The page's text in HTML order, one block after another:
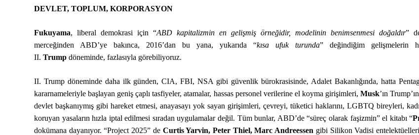
DEVLET, TOPLUM, KORPORASYON
Fukuyama, liberal demokrasi için “ABD kapitalizmin en gelişmiş örneğidir, modelinin benimsenmesi doğaldır”
merceğinden ABD’ye bakınca, 2016’dan bu yana, yukarıda “kısa ufuk turunda” değindiğim gelişmelerin
II. Trumpdöneminde, fazlasıyla görebiliyoruz.
II. Trump döneminde daha ilk günden, CIA, FBI, NSA gibi güvenlik bürokrasisinde, Adalet Bakanlığında, hatta
kararnameleriyle başlayan geniş çaplı tasfiyeler, atamalar, hassas personel verilerine el koyma girişimleri,Musk’ın
devlet başkanıymış gibi hareket etmesi, anayasayı yok sayan girişimleri, çevreyi, tüketici haklarını, LGBTQ bireyleri,
koruyan yasaların hızla iptal edilmesi sıradan uygulamalar değil. Tüm bunlar, ABD’de “süreç olarak faşizmin” el kitabı “
dokümana dayanıyor. “Project 2025” de Curtis Yarvin, Peter Thiel, Marc Andreessen gibi Silikon Vadisi